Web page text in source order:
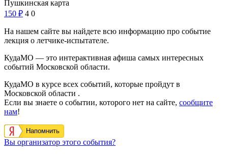
Пушкинская карта
150 ₽ 4 0
На нашем сайте вы найдете всю информацию про событие
лекция о летчике-испытателе.
КудаМО — это интерактивная афиша самых интересных
событий Московской области.
КудаМО в курсе всех событий, которые пройдут в
Московской области .
Если вы знаете о событии, которого нет на сайте, сообщите
нам!
Напомнить
Вы организатор этого события?